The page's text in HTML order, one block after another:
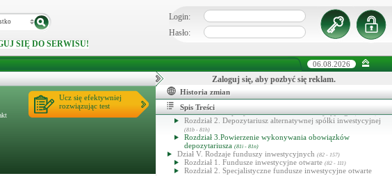
SIĘ DO SERWISU!
Login:
Hasło:
06.08.2026
Ucz się efektywniej
rozwiązując test
Zaloguj się, aby pozbyć się reklam.
Historia zmian
Spis Treści
(14 - 37)
Dział III. Towarzystwo funduszy inwestycyjnych(38 - 70)
Dział IIIa. Alternatywna spółka inwestycyjna i zarządzający ASI
(70a - 70r)
Rozdział 3. Zarejestrowani zarządzający ASI(70zb - 70zg)
Rozdział 4. (uchylony)(70zh - 70zn)
Dział IIIb. Przejęcie kontroli nad spółkami nienotowanymi na
rynku regulowanym i notowanymi emitentami
Dział IV. Depozytariusz
Rozdział 1. Depozytariusz funduszu inwestycyjnego(71 - 81a)
Rozdział 2. Depozytariusz alternatywnej spółki inwestycyjnej
(81b - 81h)
Rozdział 3.Powierzenie wykonywania obowiązków
depozytariusza (81i - 81n)
Dział V. Rodzaje funduszy inwestycyjnych (82 - 157)
Rozdział 1. Fundusze inwestycyjne otwarte (82 - 111)
Rozdział 2. Specjalistyczne fundusze inwestycyjne otwarte